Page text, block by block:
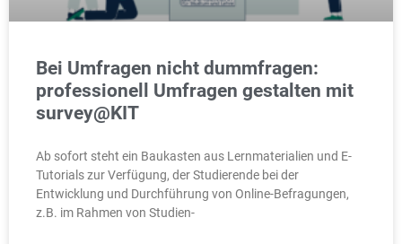
Bei Umfragen nicht dummfragen:
professionell Umfragen gestalten mit
survey@KIT
Ab sofort steht ein Baukasten aus Lernmaterialien und E-
Tutorials zur Verfügung, der Studierende bei der
Entwicklung und Durchführung von Online-Befragungen,
z.B. im Rahmen von Studien-